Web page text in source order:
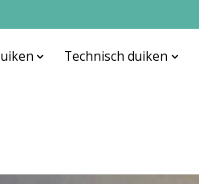
Technisch duiken